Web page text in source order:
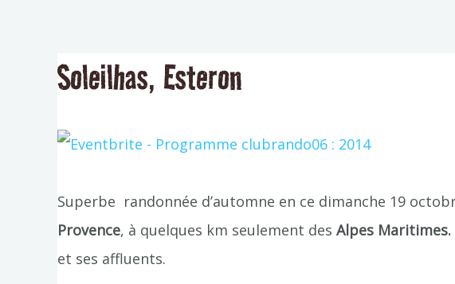
Soleilhas, Esteron
Superbe randonnée d’automne en ce dimanche 19
Provence, à quelques km seulement des Alpes Maritimes.
et ses affluents.